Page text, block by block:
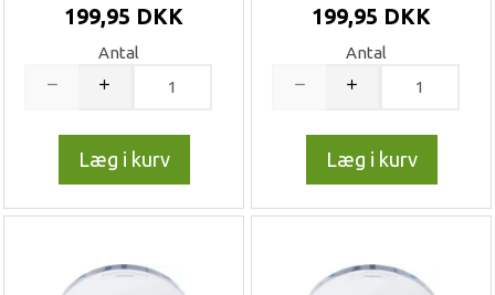
199,95 DKK
Antal
Læg i kurv
199,95 DKK
Antal
Læg i kurv